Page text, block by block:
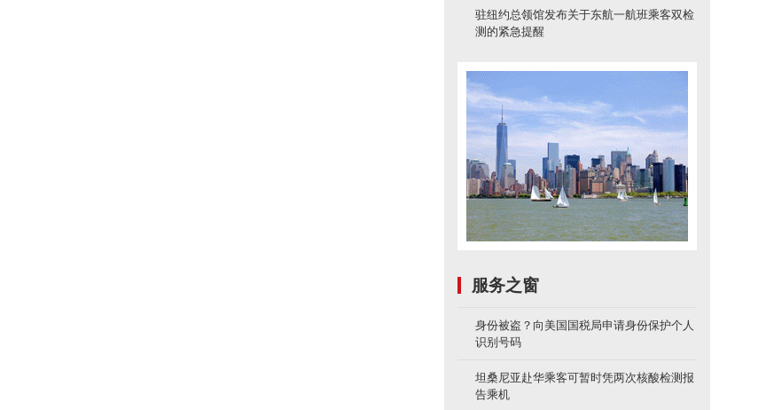
驻纽约总领馆发布关于东航一航班乘客双检
测的紧急提醒
服务之窗
身份被盗？向美国国税局申请身份保护个人
识别号码
坦桑尼亚赴华乘客可暂时凭两次核酸检测报
告乘机